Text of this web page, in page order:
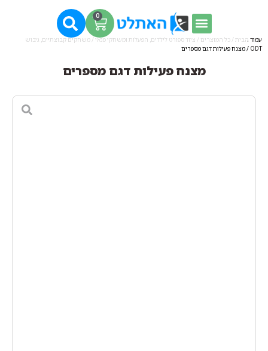
0
עמוד הבית / כל המוצרים / ציוד ספורט לילדים, הפעלות ומשחקי פנאי / משחקים קבוצתיים, גיבוש
ODT / מצנח פעילות דגם מספרים
מצנח פעילות דגם מספרים